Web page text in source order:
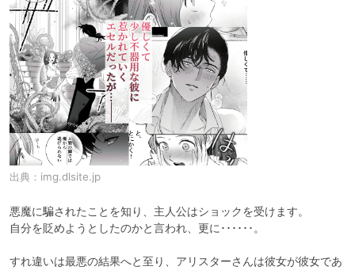
出典： img.dlsite.jp
悪魔に騙されたことを知り、主人公はショックを受けます。
自分を貶めようとしたのかと言われ、更に･･････。
すれ違いは最悪の結果へと至り、アリスターさんは彼女が彼女であ